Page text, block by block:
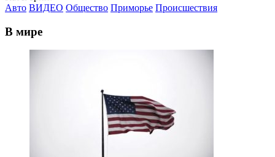
Авто ВИДЕО Общество Приморье Происшествия
В мире